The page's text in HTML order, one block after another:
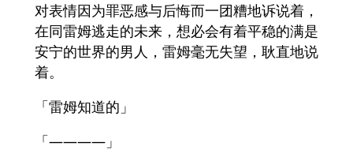
对表情因为罪恶感与后悔而一团糟地诉说着，
在同雷姆逃走的未来，想必会有着平稳的满是
安宁的世界的男人，雷姆毫无失望，耿直地说
着。
「雷姆知道的」
「————」